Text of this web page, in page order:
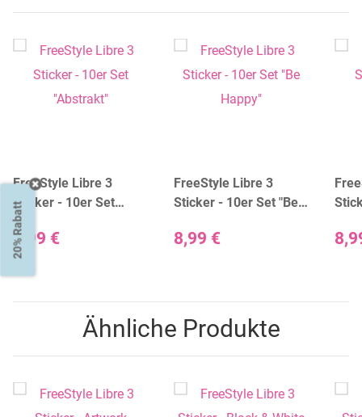
FreeStyle Libre 3
Sticker - 10er Set
"Abstrakt"
8,99 €
FreeStyle Libre 3
Sticker - 10er Set "Be
8,99 €
Ähnliche Produkte
20% Rabatt